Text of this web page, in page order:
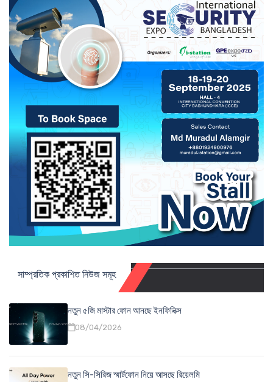
সাম্প্রতিক প্রকাশিত নিউজ সমূহ
নতুন ৫জি মাস্টার ফোন আনছে ইনফিনিক্স
08/04/2026
নতুন সি-সিরিজ স্মার্টফোন নিয়ে আসছে রিয়েলমি